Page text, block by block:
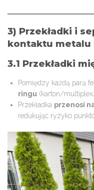
3) Przekładki i
kontaktu metalu
3.1 Przekładki
Pomiędzy każdą parą
ringu (karton/
Przekładka przenosi
redukując ryzyko